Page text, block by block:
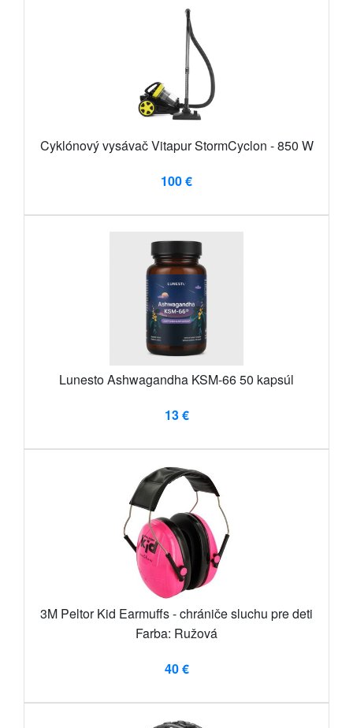
Cyklónový vysávač Vitapur StormCyclon - 850 W
100 €
Lunesto Ashwagandha KSM-66 50 kapsúl
13 €
3M Peltor Kid Earmuffs - chrániče sluchu pre deti
Farba: Ružová
40 €